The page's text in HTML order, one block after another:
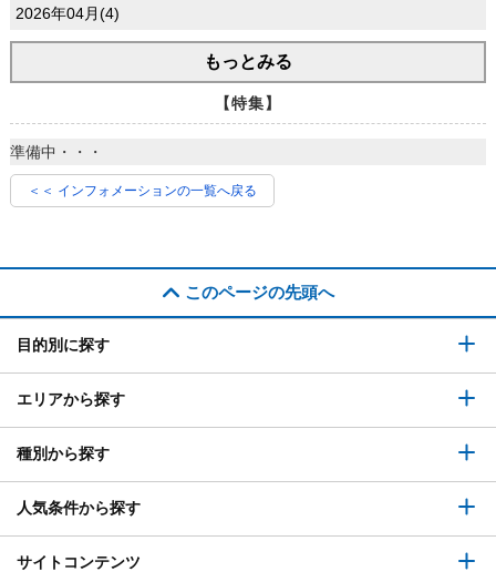
2026年04月(4)
もっとみる
【特集】
準備中・・・
＜＜ インフォメーションの一覧へ戻る
このページの先頭へ
目的別に探す
エリアから探す
種別から探す
人気条件から探す
サイトコンテンツ